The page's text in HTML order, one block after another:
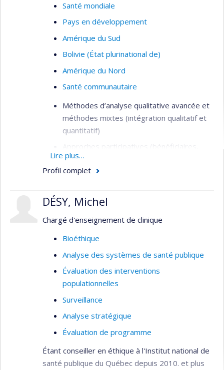
Santé mondiale
Pays en développement
Amérique du Sud
Bolivie (État plurinational de)
Amérique du Nord
Santé communautaire
Méthodes d’analyse qualitative avancée et
méthodes mixtes (intégration qualitatif et
quantitatif)
Approches participatives (bénéficiaires,
intervenant.es, gestionnaires, citoyens) en
évaluation de programmes et
développement communautaire)
de personnes marginalisées, situations
d’itinérances
Analyse de politiques publiques;
gouvernance ancrée dans des données
probantes
Sciences sociales de la santé, anthropologie
Réalités autochtones urbaines
Lire plus…
Profil complet
DÉSY, Michel
Chargé d'enseignement de clinique
Bioéthique
Analyse des systèmes de santé publique
Évaluation des interventions
populationnelles
Surveillance
Analyse stratégique
Évaluation de programme
Étant conseiller en éthique à l'Institut national de
santé publique du Québec depuis 2010. et plus